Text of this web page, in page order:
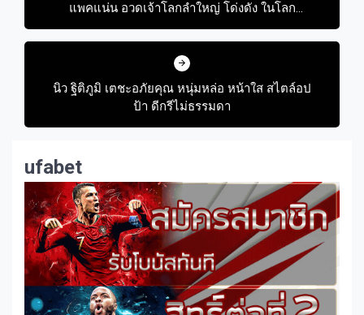
แพคแน่น อวดเจ้าโลกลำใหญ่ โด่งดัง ในโลก
ออนไลน์
นิว ฐิติภูมิ เตชะอภัยคุณ หนุ่มหล่อ หน้าใส สไตล์อป
ป้า ดีกรีไม่ธรรมดา
ufabet